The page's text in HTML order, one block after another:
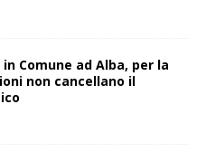
in Comune ad Alba, per la
non cancellano il